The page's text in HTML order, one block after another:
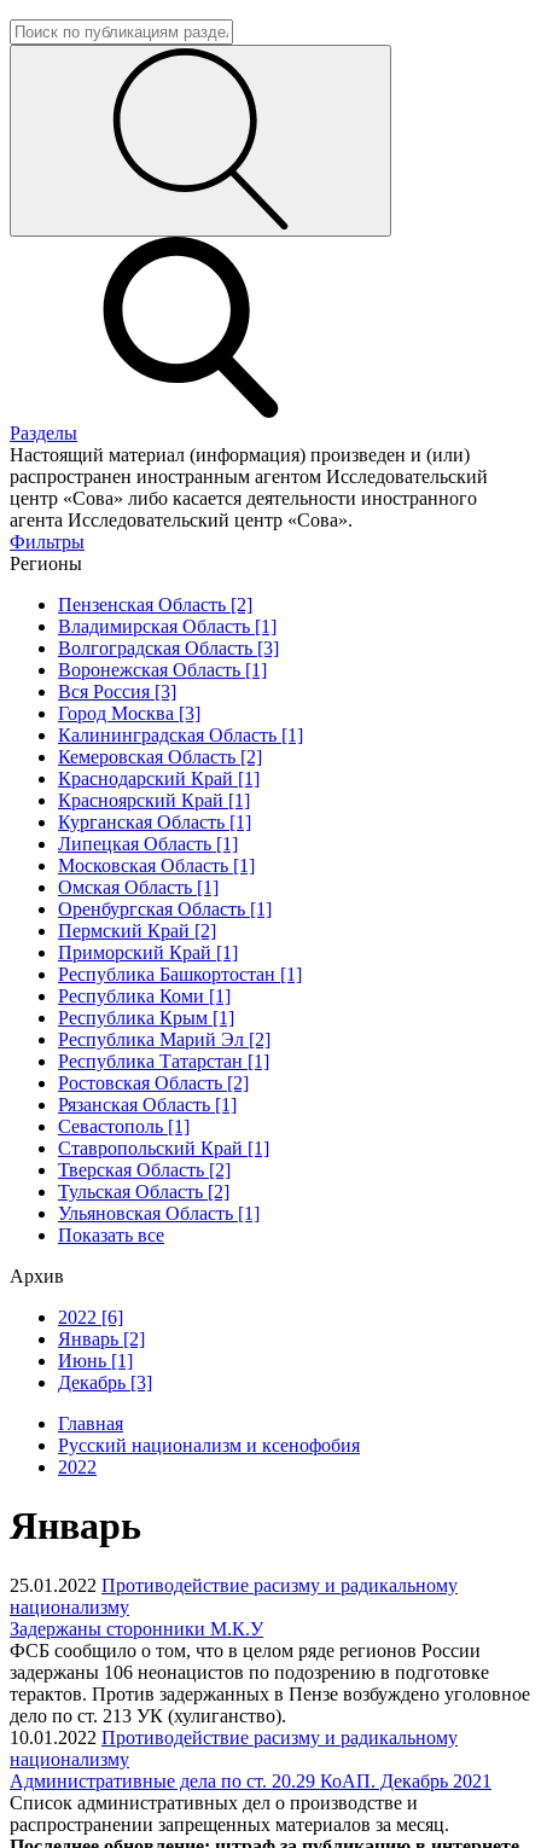
Разделы
Настоящий материал (информация) произведен и (или)
распространен иностранным агентом Исследовательский
центр «Сова» либо касается деятельности иностранного
агента Исследовательский центр «Сова».
Фильтры
Регионы
Пензенская Область [2]
Владимирская Область [1]
Волгоградская Область [3]
Воронежская Область [1]
Вся Россия [3]
Город Москва [3]
Калининградская Область [1]
Кемеровская Область [2]
Краснодарский Край [1]
Красноярский Край [1]
Курганская Область [1]
Липецкая Область [1]
Московская Область [1]
Омская Область [1]
Оренбургская Область [1]
Пермский Край [2]
Приморский Край [1]
Республика Башкортостан [1]
Республика Коми [1]
Республика Крым [1]
Республика Марий Эл [2]
Республика Татарстан [1]
Ростовская Область [2]
Рязанская Область [1]
Севастополь [1]
Ставропольский Край [1]
Тверская Область [2]
Тульская Область [2]
Ульяновская Область [1]
Показать все
Архив
2022 [6]
Январь [2]
Июнь [1]
Декабрь [3]
Главная
Русский национализм и ксенофобия
2022
Январь
25.01.2022 Противодействие расизму и радикальному
национализму
Задержаны сторонники М.К.У
ФСБ сообщило о том, что в целом ряде регионов России
задержаны 106 неонацистов по подозрению в подготовке
терактов. Против задержанных в Пензе возбуждено уголовное
дело по ст. 213 УК (хулиганство).
10.01.2022 Противодействие расизму и радикальному
национализму
Административные дела по ст. 20.29 КоАП. Декабрь 2021
Список административных дел о производстве и
распространении запрещенных материалов за месяц.